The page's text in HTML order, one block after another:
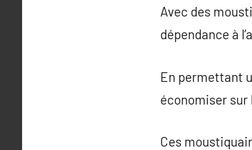
Avec des
dépendance à
En permettant
économiser sur
Ces